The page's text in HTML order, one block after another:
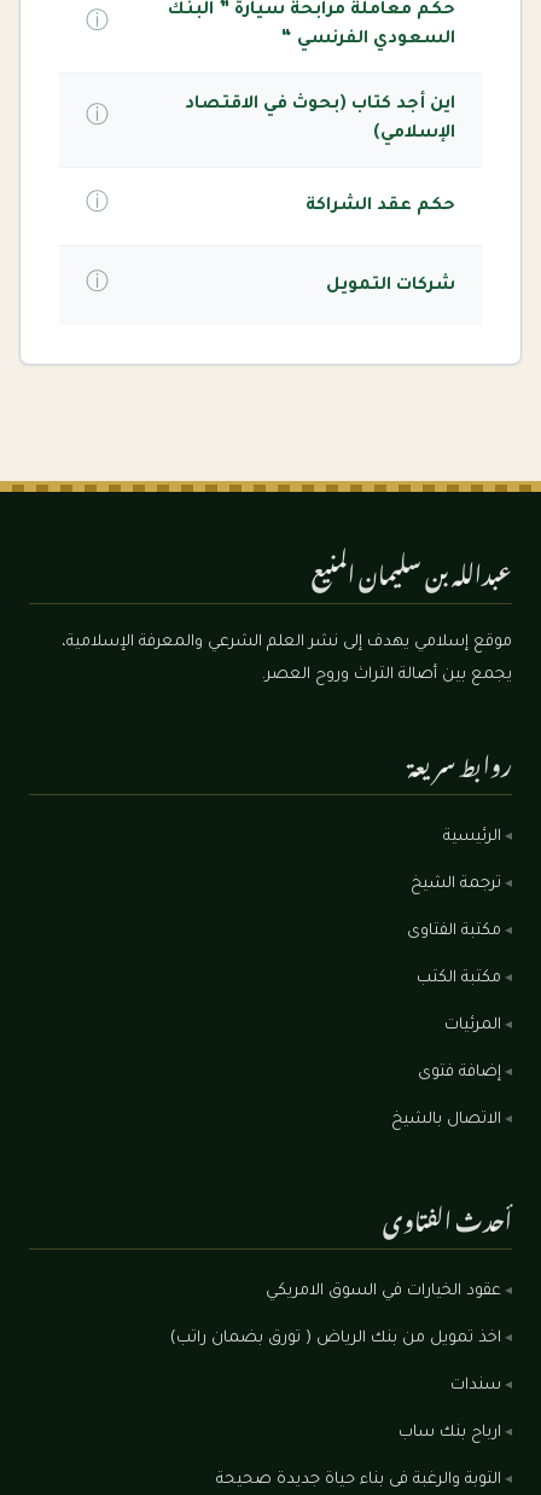
حكم معاملة مرابحة سيارة ” البنك
السعودي الفرنسي “
ⓘ
اين أجد كتاب (بحوث في الاقتصاد
الإسلامي)
ⓘ
حكم عقد الشراكة ⓘ
شركات التمويل ⓘ
عبدالله بن سليمان المنيع
موقع إسلامي يهدف إلى نشر العلم الشرعي والمعرفة الإسلامية،
يجمع بين أصالة التراث وروح العصر.
روابط سريعة
الرئيسية
ترجمة الشيخ
مكتبة الفتاوى
مكتبة الكتب
المرئيات
إضافة فتوى
الاتصال بالشيخ
أحدث الفتاوى
عقود الخيارات في السوق الامريكي
اخذ تمويل من بنك الرياض ( تورق بضمان راتب)
سندات
ارباح بنك ساب
التوبة والرغبة فى بناء حياة جديدة صحيحة